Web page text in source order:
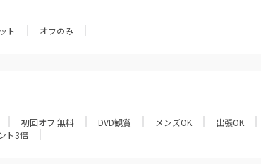
ト オフのみ
初回オフ 無料 DVD観賞 メンズOK 出張OK
ト3倍